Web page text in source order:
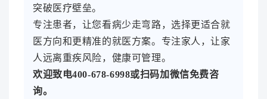
突破医疗壁垒。
专注患者，让您看病少走弯路，选择更适合就
医方向和更精准的就医方案。专注家人，让家
人远离重疾风险，健康可管理。
欢迎致电400-678-6998或扫码加微信免费咨
询。